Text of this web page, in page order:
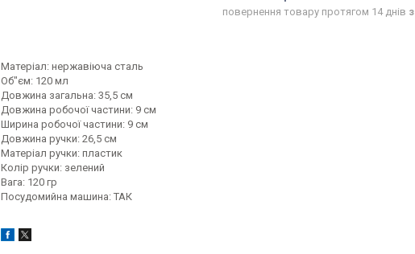
повернення товару протягом 14 днів
Матеріал: нержавіюча сталь
Об"єм: 120 мл
Довжина загальна: 35,5 см
Довжина робочої частини: 9 см
Ширина робочої частини: 9 см
Довжина ручки: 26,5 см
Матеріал ручки: пластик
Колір ручки: зелений
Вага: 120 гр
Посудомийна машина: ТАК